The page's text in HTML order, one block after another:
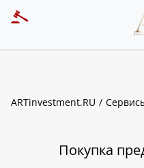
ARTinvestment.RU
Покупка